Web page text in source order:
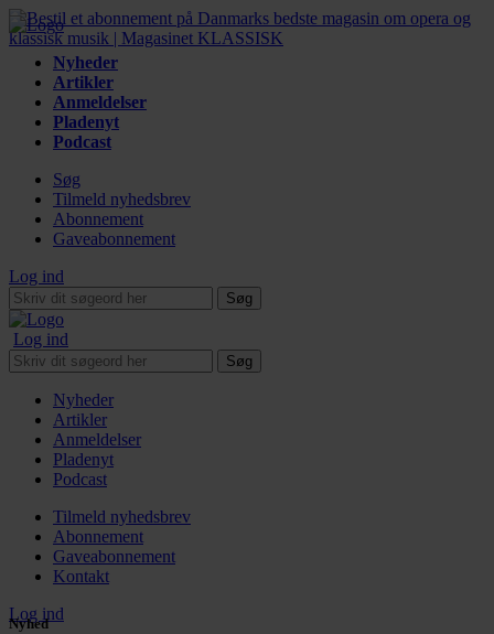
Nyheder
Artikler
Anmeldelser
Pladenyt
Podcast
Søg
Tilmeld nyhedsbrev
Abonnement
Gaveabonnement
Log ind
Søg
Log ind
Søg
Nyheder
Artikler
Anmeldelser
Pladenyt
Podcast
Tilmeld nyhedsbrev
Abonnement
Gaveabonnement
Kontakt
Log ind
Nyhed